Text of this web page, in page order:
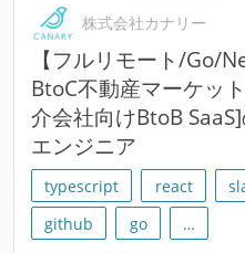
株式会社カナリー
【フルリモート/Go/
BtoC不動産マーケッ
介会社向けBtoB
エンジニア
typescript react
github
go …